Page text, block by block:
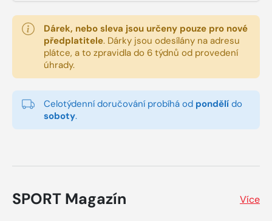
Dárek, nebo sleva jsou určeny pouze pro nové
předplatitele. Dárky jsou odesílány na adresu
plátce, a to zpravidla do 6 týdnů od provedení
úhrady.
Celotýdenní doručování probíhá od pondělí do
soboty.
SPORT Magazín Více